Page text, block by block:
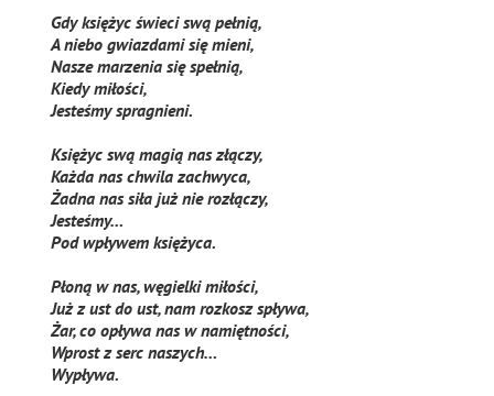
Gdy księżyc świeci swą pełnią,
A niebo gwiazdami się mieni,
Nasze marzenia się spełnią,
Kiedy miłości,
Jesteśmy spragnieni.
Księżyc swą magią nas złączy,
Każda nas chwila zachwyca,
Żadna nas siła już nie rozłączy,
Jesteśmy…
Pod wpływem księżyca.
Płoną w nas, węgielki miłości,
Już z ust do ust, nam rozkosz spływa,
Żar, co opływa nas w namiętności,
Wprost z serc naszych…
Wypływa.